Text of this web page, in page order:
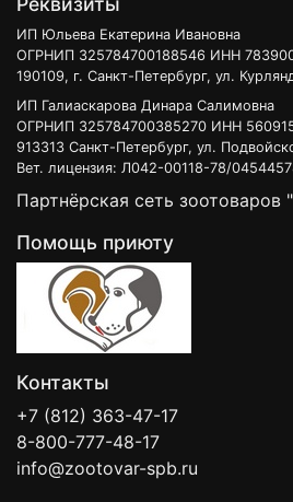
ИП Юльева Екатерина Ивановна
ОГРНИП 325784700188546 ИНН
190109, г. Санкт-Петербург, ул.
ИП Галиаскарова Динара Салимовна
ОГРНИП 325784700385270 ИНН
913313 Санкт-Петербург, ул.
Вет. лицензия: Л042-00118-78/
Партнёрская сеть зоотоваров
Помощь приюту
Контакты
+7 (812) 363-47-17
8-800-777-48-17
info@zootovar-spb.ru